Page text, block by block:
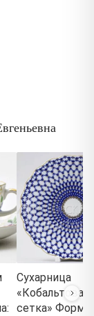
Сухарница
«Кобальтовая
сетка» Форма: